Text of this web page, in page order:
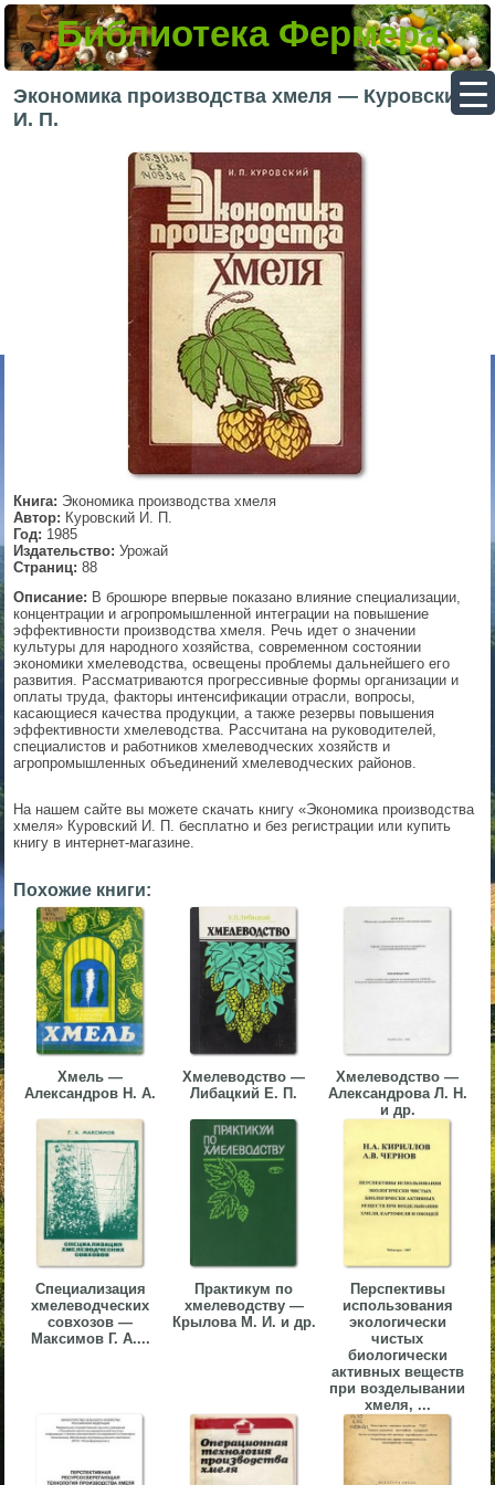
Библиотека Фермера
Экономика производства хмеля — Куровский
И. П.
Книга: Экономика производства хмеля
Автор: Куровский И. П.
Год: 1985
Издательство: Урожай
Страниц: 88
Описание: В брошюре впервые показано влияние специализации,
концентрации и агропромышленной интеграции на повышение
эффективности производства хмеля. Речь идет о значении
культуры для народного хозяйства, современном состоянии
экономики хмелеводства, освещены проблемы дальнейшего его
развития. Рассматриваются прогрессивные формы организации и
оплаты труда, факторы интенсификации отрасли, вопросы,
касающиеся качества продукции, а также резервы повышения
эффективности хмелеводства. Рассчитана на руководителей,
специалистов и работников хмелеводческих хозяйств и
агропромышленных объединений хмелеводческих районов.
На нашем сайте вы можете скачать книгу «Экономика производства
хмеля» Куровский И. П. бесплатно и без регистрации или купить
книгу в интернет-магазине.
Похожие книги:
Хмель —
Александров Н. А.
Хмелеводство —
Либацкий Е. П.
Хмелеводство —
Александрова Л. Н.
и др.
Специализация
хмелеводческих
совхозов —
Максимов Г. А....
Практикум по
хмелеводству —
Крылова М. И. и др.
Перспективы
использования
экологически
чистых
биологически
активных веществ
при возделывании
хмеля, ...
▼
▼
▼
▼
▼
▼
▼